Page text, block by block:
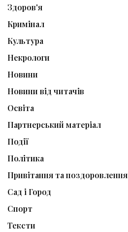
Здоров'я
Кримінал
Культура
Некрологи
Новини
Новини від читачів
Освіта
Партнерський матеріал
Події
Політика
Привітання та поздоровлення
Сад і Город
Спорт
Тексти